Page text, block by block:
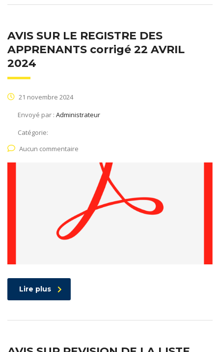
AVIS SUR LE REGISTRE DES
APPRENANTS corrigé 22 AVRIL
2024
21 novembre 2024
Envoyé par : Administrateur
Catégorie:
Aucun commentaire
Lire plus